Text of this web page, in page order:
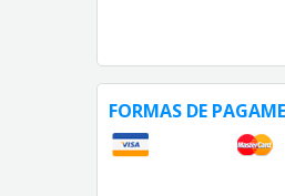
FORMAS DE